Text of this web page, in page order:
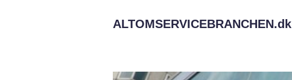
ALTOMSERVICEBRANCHEN.dk